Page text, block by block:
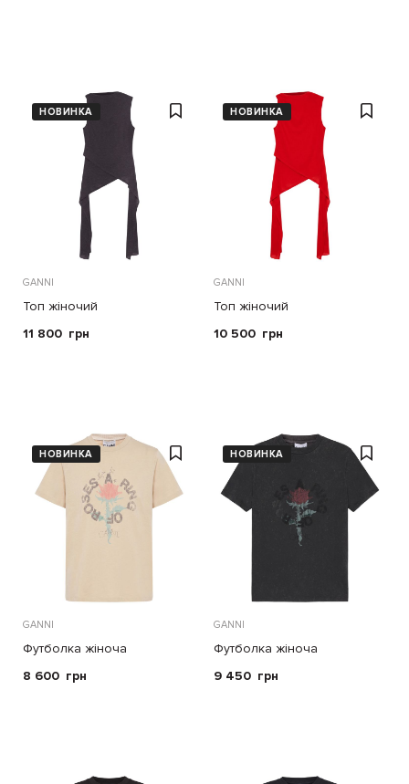
НОВИНКА
GANNI
Топ жіночий
11 800 грн
НОВИНКА
GANNI
Топ жіночий
10 500 грн
НОВИНКА
GANNI
Футболка жіноча
8 600 грн
НОВИНКА
GANNI
Футболка жіноча
9 450 грн